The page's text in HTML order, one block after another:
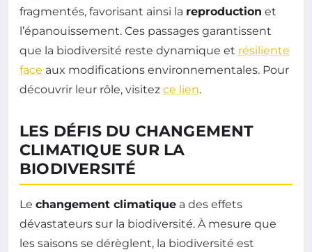
fragmentés, favorisant ainsi la reproduction et
l’épanouissement. Ces passages garantissent
que la biodiversité reste dynamique et résiliente
face aux modifications environnementales. Pour
découvrir leur rôle, visitez ce lien.
LES DÉFIS DU CHANGEMENT
CLIMATIQUE SUR LA
BIODIVERSITÉ
Le changement climatique a des effets
dévastateurs sur la biodiversité. À mesure que
les saisons se dérèglent, la biodiversité est